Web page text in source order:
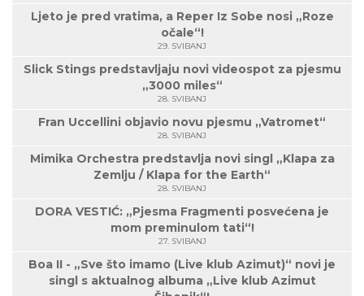
Ljeto je pred vratima, a Reper Iz Sobe nosi „Roze
očale“!
29. SVIBANJ
Slick Stings predstavljaju novi videospot za pjesmu
„3000 miles“
28. SVIBANJ
Fran Uccellini objavio novu pjesmu „Vatromet“
28. SVIBANJ
Mimika Orchestra predstavlja novi singl „Klapa za
Zemlju / Klapa for the Earth“
28. SVIBANJ
DORA VESTIĆ: „Pjesma Fragmenti posvećena je
mom preminulom tati“!
27. SVIBANJ
Boa II - „Sve što imamo (Live klub Azimut)“ novi je
singl s aktualnog albuma „Live klub Azimut